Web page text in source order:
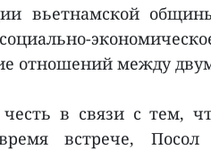
вьетнамской
отношений между
в связи с тем,
встрече,